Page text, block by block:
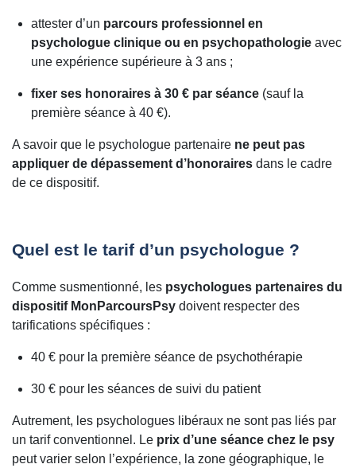
attester d’un parcours professionnel en
psychologue clinique ou en psychopathologie avec
une expérience supérieure à 3 ans ;
fixer ses honoraires à 30 € par séance (sauf la
première séance à 40 €).
A savoir que le psychologue partenaire ne peut pas
appliquer de dépassement d’honoraires dans le cadre
de ce dispositif.
Quel est le tarif d’un psychologue ?
Comme susmentionné, les psychologues partenaires du
dispositif MonParcoursPsy doivent respecter des
tarifications spécifiques :
40 € pour la première séance de psychothérapie
30 € pour les séances de suivi du patient
Autrement, les psychologues libéraux ne sont pas liés par
un tarif conventionnel. Le prix d’une séance chez le psy
peut varier selon l’expérience, la zone géographique, le